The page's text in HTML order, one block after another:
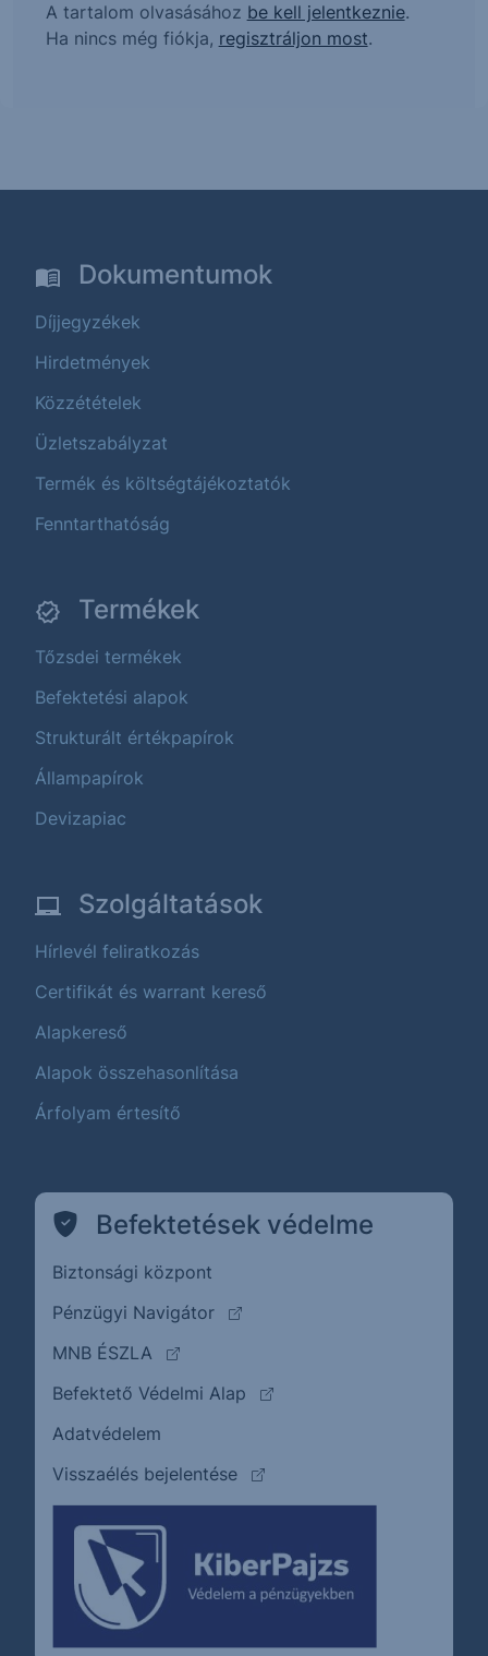
A tartalom olvasásához be kell jelentkeznie.
Ha nincs még fiókja, regisztráljon most.
Dokumentumok
Díjjegyzékek
Hirdetmények
Közzétételek
Üzletszabályzat
Termék és költségtájékoztatók
Fenntarthatóság
Termékek
Tőzsdei termékek
Befektetési alapok
Strukturált értékpapírok
Állampapírok
Devizapiac
Szolgáltatások
Hírlevél feliratkozás
Certifikát és warrant kereső
Alapkereső
Alapok összehasonlítása
Árfolyam értesítő
Befektetések védelme
Biztonsági központ
Pénzügyi Navigátor
(külső oldalra ugrik)
MNB ÉSZLA
(külső oldalra ugrik)
Befektető Védelmi Alap
(külső oldalra ugrik)
Adatvédelem
Visszaélés bejelentése
(külső oldalra ugrik)